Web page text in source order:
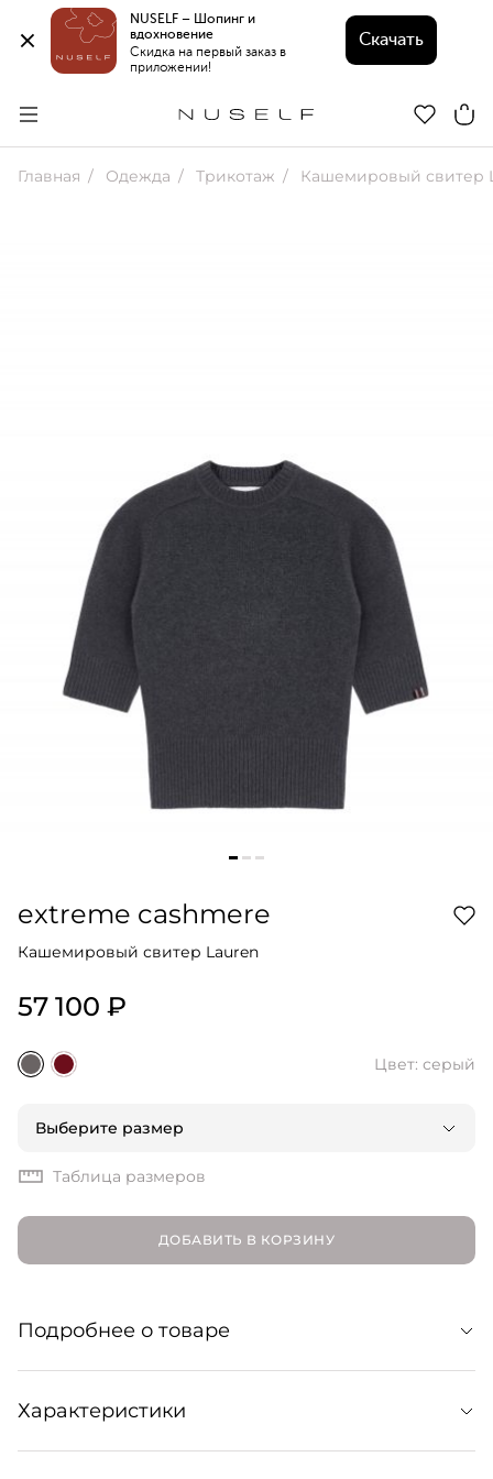
NUSELF – Шопинг и
вдохновение
Скидка на первый заказ в
приложении!
Скачать
Главная Одежда Трикотаж Кашемировый свитер
extreme cashmere
Кашемировый свитер Lauren
57 100 ₽
Цвет: серый
Выберите размер
Таблица размеров
ДОБАВИТЬ В КОРЗИНУ
Подробнее о товаре
Свитер из мягкого и долговечного монгольского
кашемира плотной вязки — с круглым вырезом
горловины, рукавами до локтя и эластичными
Характеристики